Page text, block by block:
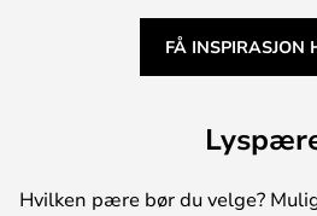
FÅ INSPIRASJON
Hvilken pære bør du velge?